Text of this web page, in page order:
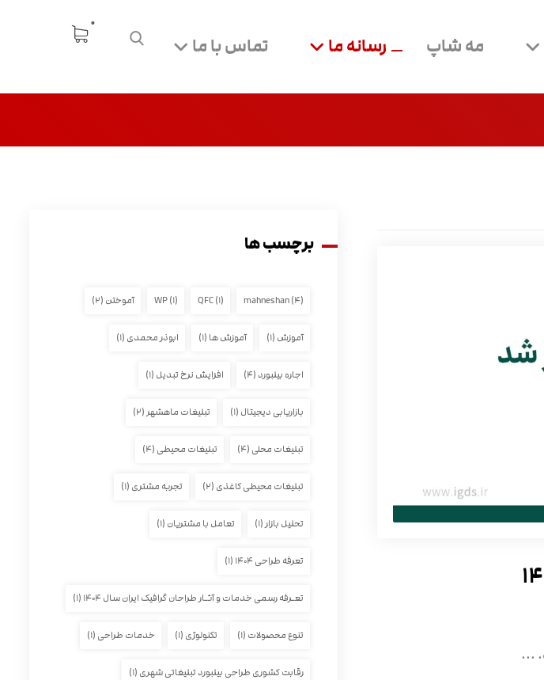
مه شاپ رسانه ما تماس با ما
برچسب ها
mahneshan(۴) QFC(۱) WP(۱) آموختن (۲)
آموزش (۱) آموزش ها (۱) ابوذر محمدی (۱)
اجاره بیلبورد(۴) افزایش نرخ تبدیل (۱)
بازاریابی دیجیتال (۱) تبلیغات ماهشهر (۲)
تبلیغات محلی (۴) تبلیغات محیطی (۴)
تبلیغات محیطی کاغذی (۲) تجربه مشتری (۱)
تحلیل بازار(۱) تعامل با مشتریان (۱)
تعرفه طراحی ۱۴۰۴ (۱)
تعـرفه رسمی خدمات و آثـار طراحان گرافیک ایران سال ۱۴۰۴ (۱)
تنوع محصولات (۱) تکنولوژی (۱) خدمات طراحی (۱)
رقابت کشوری طراحی بیلبورد تبلیغاتی شهری (۱)